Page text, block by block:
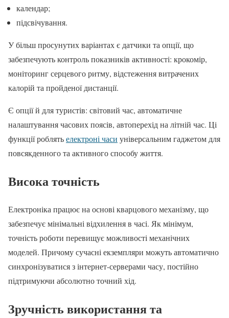
календар;
підсвічування.
У більш просунутих варіантах є датчики та опції, що
забезпечують контроль показників активності: крокомір,
моніторинг серцевого ритму, відстеження витрачених
калорій та пройденої дистанції.
Є опції й для туристів: світовий час, автоматичне
налаштування часових поясів, автоперехід на літній час. Ці
функції роблятьелектроні часи універсальним гаджетом для
повсякденного та активного способу життя.
Висока точність
Електроніка працює на основі кварцового механізму, що
забезпечує мінімальні відхилення в часі. Як мінімум,
точність роботи перевищує можливості механічних
моделей. Причому сучасні екземпляри можуть автоматично
синхронізуватися з інтернет-серверами часу, постійно
підтримуючи абсолютно точний хід.
Зручність використання та